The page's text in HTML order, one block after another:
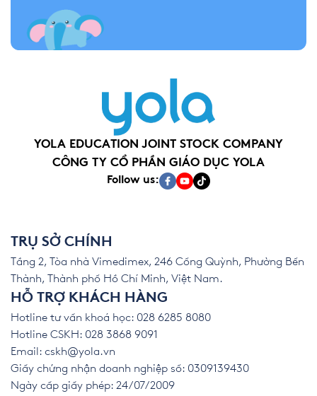
YOLA EDUCATION JOINT STOCK COMPANY
CÔNG TY CỔ PHẦN GIÁO DỤC YOLA
Follow us:
TRỤ SỞ CHÍNH
Tầng 2, Tòa nhà Vimedimex, 246 Cống Quỳnh, Phường Bến
Thành, Thành phố Hồ Chí Minh, Việt Nam.
HỖ TRỢ KHÁCH HÀNG
Hotline tư vấn khoá học: 028 6285 8080
Hotline CSKH: 028 3868 9091
Email: cskh@yola.vn
Giấy chứng nhận doanh nghiệp số: 0309139430
Ngày cấp giấy phép: 24/07/2009